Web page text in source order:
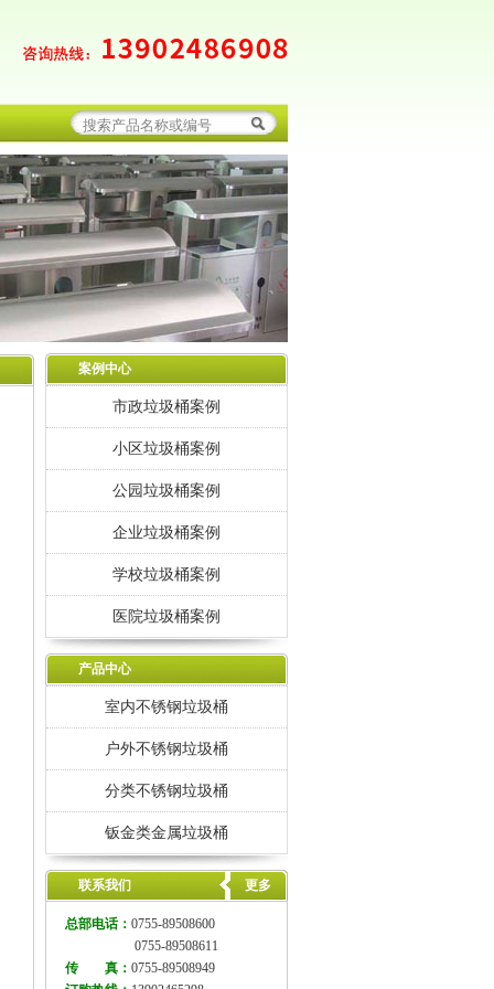
案例中心
市政垃圾桶案例
小区垃圾桶案例
公园垃圾桶案例
企业垃圾桶案例
学校垃圾桶案例
医院垃圾桶案例
产品中心
室内不锈钢垃圾桶
户外不锈钢垃圾桶
分类不锈钢垃圾桶
钣金类金属垃圾桶